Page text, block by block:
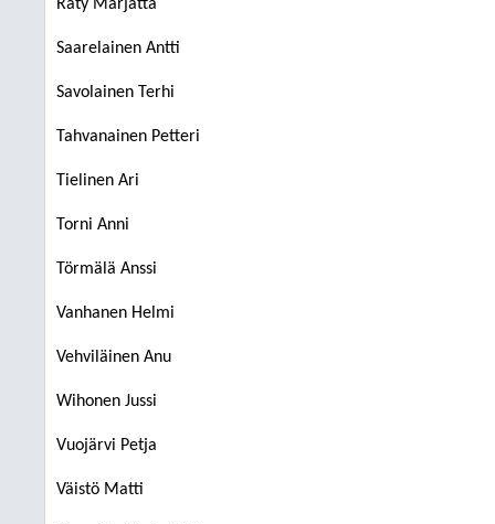
Räty Marjatta
Saarelainen Antti
Savolainen Terhi
Tahvanainen Petteri
Tielinen Ari
Torni Anni
Törmälä Anssi
Vanhanen Helmi
Vehviläinen Anu
Wihonen Jussi
Vuojärvi Petja
Väistö Matti